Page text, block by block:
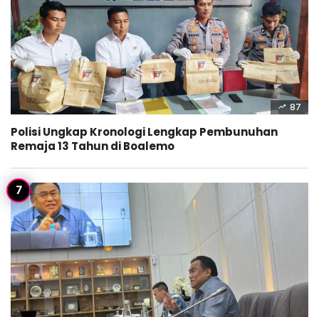
87
Polisi Ungkap Kronologi Lengkap Pembunuhan
Remaja 13 Tahun di Boalemo